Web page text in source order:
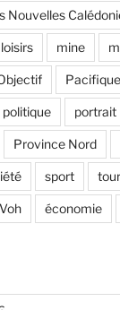
Nouvelles
loisirs mine
Pacifique
politique portrait
Province Nord
sport
économie